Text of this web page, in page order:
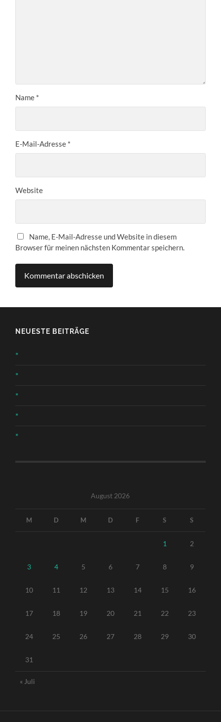
Name *
E-Mail-Adresse *
Website
Name, E-Mail-Adresse und Website in diesem
Browser für meinen nächsten Kommentar speichern.
NEUESTE BEITRÄGE
*
*
*
*
*
August 2026
M D M D F S S
1 2
3 4 5 6 7 8 9
10 11 12 13 14 15 16
17 18 19 20 21 22 23
24 25 26 27 28 29 30
31
« Juli